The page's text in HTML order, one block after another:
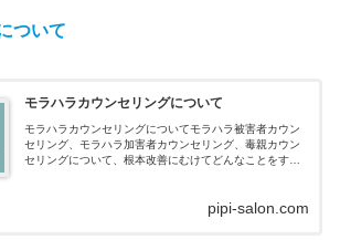
ついて
モラハラカウンセリングについて
モラハラカウンセリングについてモラハラ被害者カウン
セリング、モラハラ加害者カウンセリング、毒親カウン
セリングについて、根本改善にむけてどんなことをする
pipi-salon.com